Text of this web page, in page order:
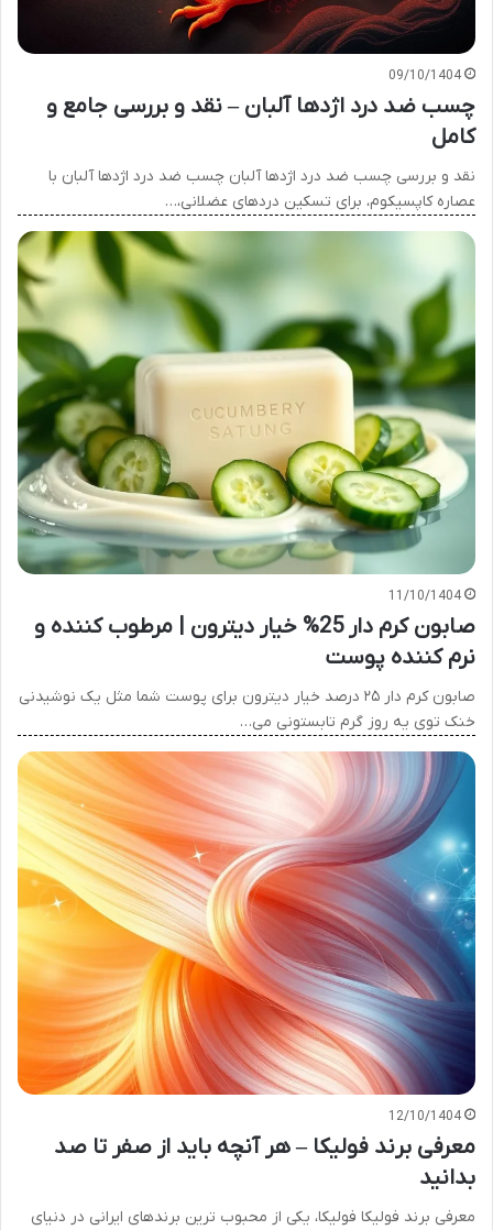
09/10/1404
چسب ضد درد اژدها آلبان – نقد و بررسی جامع و
کامل
نقد و بررسی چسب ضد درد اژدها آلبان چسب ضد درد اژدها آلبان با
عصاره کاپسیکوم، برای تسکین دردهای عضلانی،…
11/10/1404
صابون کرم دار 25% خیار دیترون | مرطوب کننده و
نرم کننده پوست
صابون کرم دار ۲۵ درصد خیار دیترون برای پوست شما مثل یک نوشیدنی
خنک توی یه روز گرم تابستونی می…
12/10/1404
معرفی برند فولیکا – هر آنچه باید از صفر تا صد
بدانید
معرفی برند فولیکا فولیکا، یکی از محبوب ترین برندهای ایرانی در دنیای